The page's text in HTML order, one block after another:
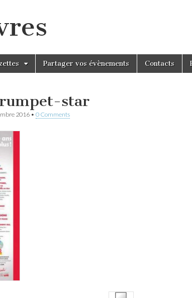
Partager vos évènements Contacts
star
2016 • 0 Comments